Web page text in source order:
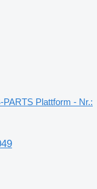
Plattform - Nr.: